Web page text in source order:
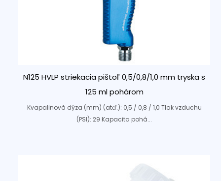
N125 HVLP striekacia pištoľ 0,5/0,8/1,0 mm tryska s
125 ml pohárom
Kvapalinová dýza (mm) (atď.): 0,5 / 0,8 / 1,0 Tlak vzduchu
(PSI): 29 Kapacita pohá...